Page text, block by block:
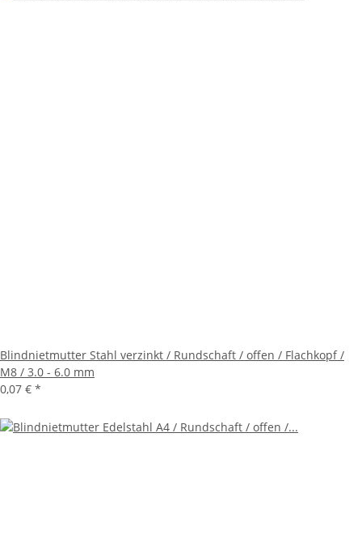
Blindnietmutter Stahl verzinkt / Rundschaft / offen / Flachkopf /
M8 / 3.0 - 6.0 mm
0,07 € *